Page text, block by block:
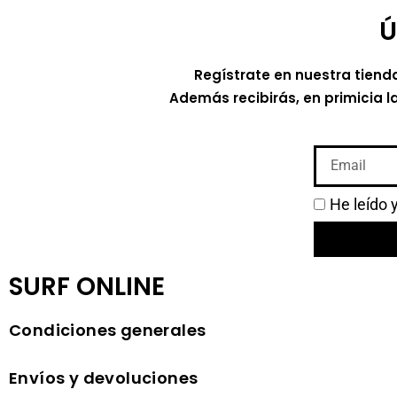
Regístrate en nuestra
Además recibirás, en primicia
He leído
SURF ONLINE
Condiciones generales
Envíos y devoluciones